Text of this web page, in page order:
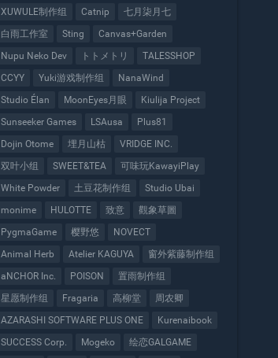
XUWULE制作组
Catnip
七月柒月七
白雨工作室
Sting
Canvas+Garden
Nupu Neko Dev
トトメトリ
TALESSHOP
CCYY
Yuki游戏制作组
NanaWind
Studio Élan
MoonEyes月眼
Kiulija Project
Sunseeker Games
LSAusa
Plus81
Dojin Otome
埋月山枯
VRIDGE INC.
双叶小组
SWEET&TEA
可味玩KawayiPlay
White Powder
土豆花制作组
Studio Ubai
monime
HULOTTE 致意
觀象草圖
PygmaGame
樱野悠
NOVECT
Animal Herb
Atelier KAGUYA
窗外紫藤制作组
aNCHOR Inc.
POISON
置雨制作组
星愿制作组
Fragaria 高柳堂
周农卿
AZARASHI SOFTWARE PLUS ONE
Kurenaibook
SUCCESS Corp.
Mogeko
绘恋GALGAME